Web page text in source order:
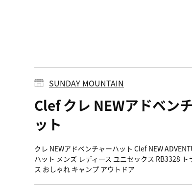
SUNDAY MOUNTAIN
Clef クレ NEWアドベン
ット
クレ NEWアドベンチャーハット Clef NEW
ハット メンズ レディース ユニセックス RB3328 ト
ス おしゃれ キャンプ アウトドア